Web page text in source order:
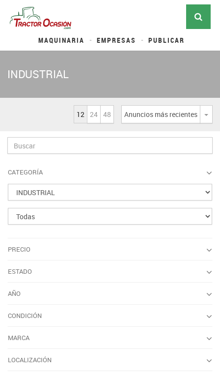
MAQUINARIA EMPRESAS PUBLICAR
INDUSTRIAL
Anuncios más recientes
12 24 48
CATEGORÍA
PRECIO
ESTADO
AÑO
CONDICIÓN
MARCA
LOCALIZACIÓN